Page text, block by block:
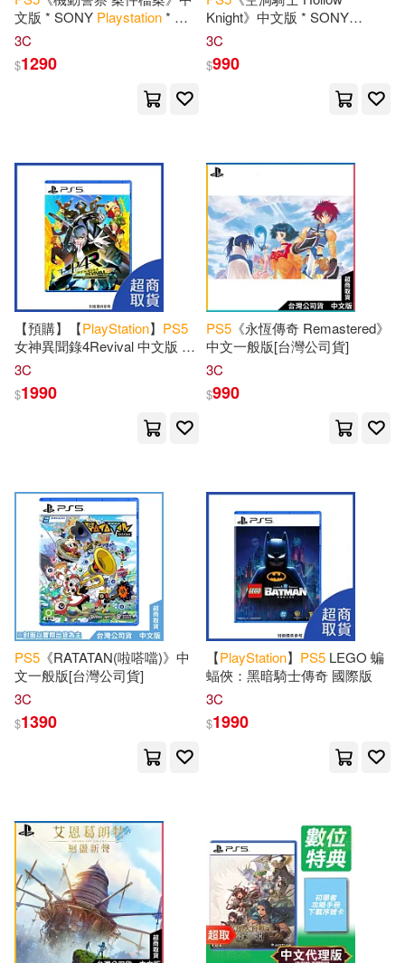
文版 * SONY Playstation* 台
灣代理版
3C
$1290
Knight》中文版 * SONY
Playstation
3C
$990
【預購】【PlayStation】 PS5
女神異聞錄4Revival 中文版 台
灣公司貨 2027/02/18 上市
3C
$1990
PS5 《永恆傳奇 Remastered》
中文一般版[台灣公司貨]
3C
$990
PS5 《RATATAN(啦嗒噹)》中
文一般版[台灣公司貨]
3C
$1390
【PlayStation】 PS5 LEGO 蝙
蝠俠：黑暗騎士傳奇 國際版
3C
$1990